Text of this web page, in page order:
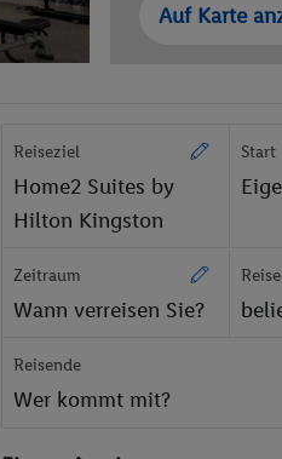
Auf Karte
Reiseziel
Home2 Suites by
Hilton Kingston
Start
Zeitraum
Wann verreisen Sie?
Reisende
Wer kommt mit?